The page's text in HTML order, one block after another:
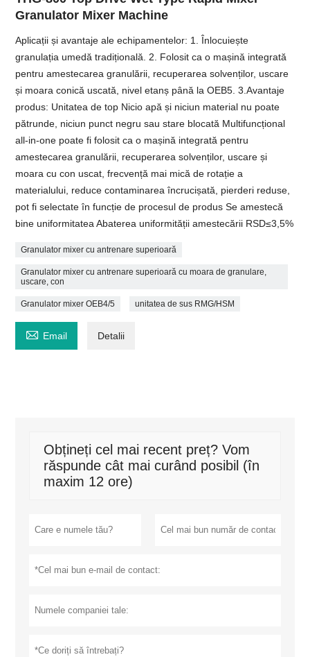
Granulator Mixer Machine
Aplicații și avantaje ale echipamentelor: 1. Înlocuiește
granulația umedă tradițională. 2. Folosit ca o mașină integrată
pentru amestecarea granulării, recuperarea solvenților, uscare
și moara conică uscată, nivel etanș până la OEB5. 3.Avantaje
produs: Unitatea de top Nicio apă și niciun material nu poate
pătrunde, niciun punct negru sau stare blocată Multifuncțional
all-in-one poate fi folosit ca o mașină integrată pentru
amestecarea granulării, recuperarea solvenților, uscare și
moara cu con uscat, frecvență mai mică de rotație a
materialului, reduce contaminarea încrucișată, pierderi reduse,
pot fi selectate în funcție de procesul de produs Se amestecă
bine uniformitatea Abaterea uniformității amestecării RSD≤3,5%
Granulator mixer cu antrenare superioară
Granulator mixer cu antrenare superioară cu moara de granulare,
uscare, con
Granulator mixer OEB4/5 unitatea de sus RMG/HSM
 Email Detalii
Obțineți cel mai recent preț? Vom
răspunde cât mai curând posibil (în
maxim 12 ore)